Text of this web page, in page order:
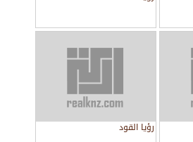
رؤيا القود